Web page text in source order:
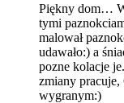
Piękny dom…
tymi
malował
udawało:) a
pozne kolacje
zmiany
wygranym:)